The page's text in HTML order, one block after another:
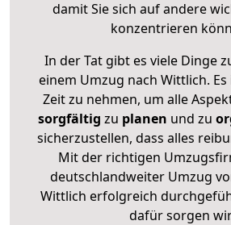
damit Sie sich auf andere
konzentrieren
In der Tat gibt es viele Dinge
einem Umzug nach Wittlich.
Zeit zu nehmen, um alle
sorgfältig zu planen und zu
sicherzustellen, dass alles
Mit der richtigen
deutschlandweiter Umzug
Wittlich erfolgreich
dafür sorgen